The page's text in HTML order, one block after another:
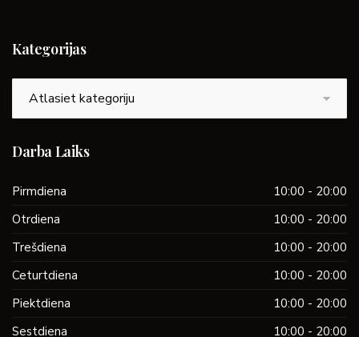
Kategorijas
Darba Laiks
Pirmdiena
10:00 - 20:00
Otrdiena
10:00 - 20:00
Trešdiena
10:00 - 20:00
Ceturtdiena
10:00 - 20:00
Piektdiena
10:00 - 20:00
Sestdiena
10:00 - 20:00